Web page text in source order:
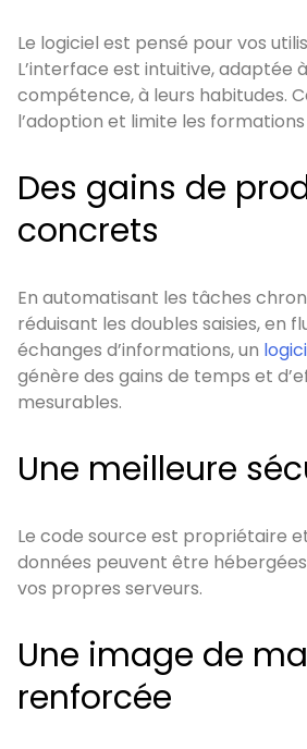
Le logiciel est pensé pour vos
L’interface est intuitive, adaptée
compétence, à leurs habitudes.
l’adoption et limite les
Des gains de
concrets
En automatisant les tâches
réduisant les doubles saisies, en
échanges d’informations, un
génère des gains de temps et
mesurables.
Une meilleure
Le code source est propriétaire
données peuvent être
vos propres serveurs.
Une image de
renforcée